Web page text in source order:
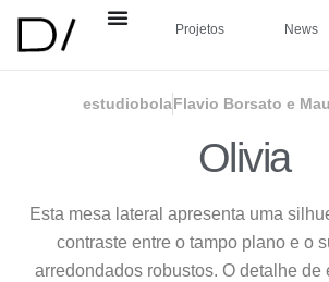
Projetos News
estudiobolaFlavio Borsato e
Olivia
Esta mesa lateral apresenta uma
contraste entre o tampo plano e o
arredondados robustos. O detalhe de